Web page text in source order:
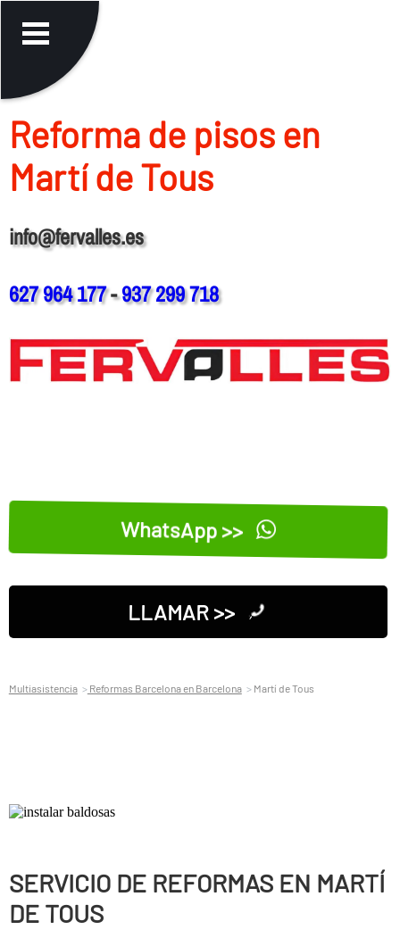
Reforma de pisos en
Martí de Tous
info@fervalles.es
627 964 177-937 299 718
WhatsApp >>
LLAMAR >>
Multiasistencia Reformas Barcelona en Barcelona Martí de Tous
SERVICIO DE REFORMAS EN MARTÍ
DE TOUS